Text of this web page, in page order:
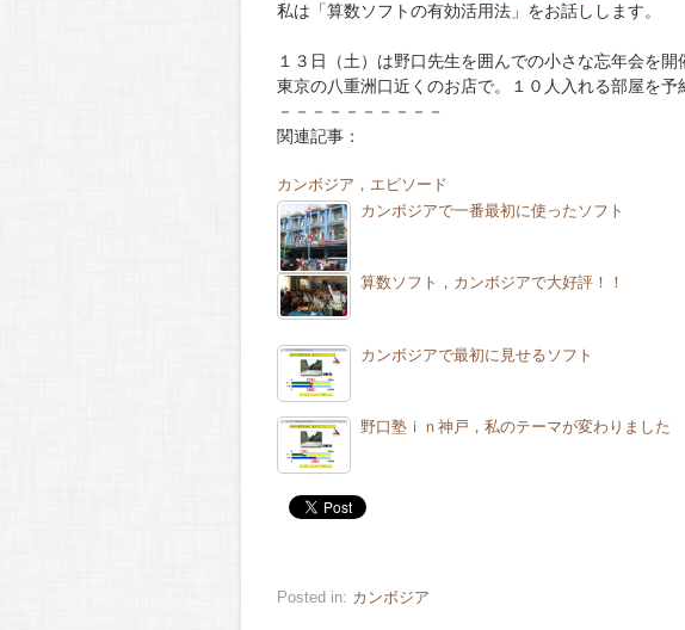
私は「算数ソフトの有効活用法」をお話しします。
１３日（土）は野口先生を囲んでの小さな忘年会を開
東京の八重洲口近くのお店で。１０人入れる部屋を予
－－－－－－－－－－
関連記事：
カンボジア，エピソード
カンボジアで一番最初に使ったソフト
算数ソフト，カンボジアで大好評！！
カンボジアで最初に見せるソフト
野口塾ｉｎ神戸，私のテーマが変わりました
Posted in: カンボジア